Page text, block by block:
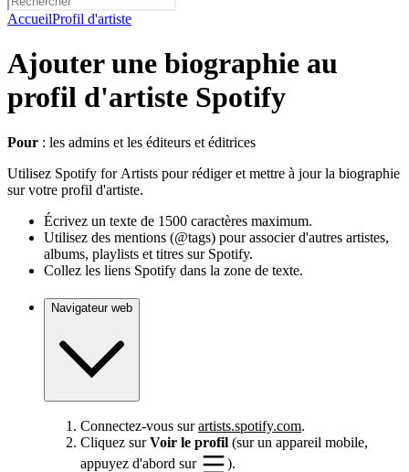
AccueilProfil d'artiste
Ajouter une biographie au
profil d'artiste Spotify
Pour : les admins et les éditeurs et éditrices
Utilisez Spotify for Artists pour rédiger et mettre à jour la biographie
sur votre profil d'artiste.
Écrivez un texte de 1500 caractères maximum.
Utilisez des mentions (@tags) pour associer d'autres artistes,
albums, playlists et titres sur Spotify.
Collez les liens Spotify dans la zone de texte.
Navigateur web
Connectez-vous surartists.spotify.com.
Cliquez surVoir le profil (sur un appareil mobile,
appuyez d'abord sur
).